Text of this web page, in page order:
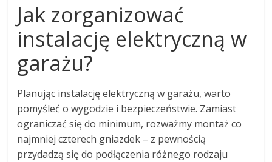
Jak zorganizować
instalację elektryczną w
garażu?
Planując instalację elektryczną w garażu, warto
pomyśleć o wygodzie i bezpieczeństwie. Zamiast
ograniczać się do minimum, rozważmy montaż co
najmniej czterech gniazdek – z pewnością
przydadzą się do podłączenia różnego rodzaju